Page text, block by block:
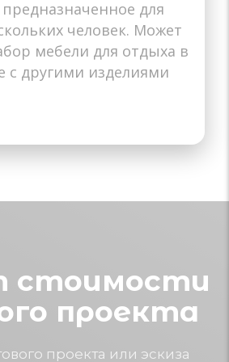
ресторанов для
человек. Может
мебели для отдыха в
с другими изделиями
Кухонные
гостиной
Офисные
квартирыквартир
Для кафе
спальню
На балкон
детской
прихожую
кабинета
Для дачи
ресторанов
Детские
стоимости
проекта
проекта или эскиза